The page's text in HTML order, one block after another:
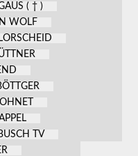
( † )
WOLF
TV